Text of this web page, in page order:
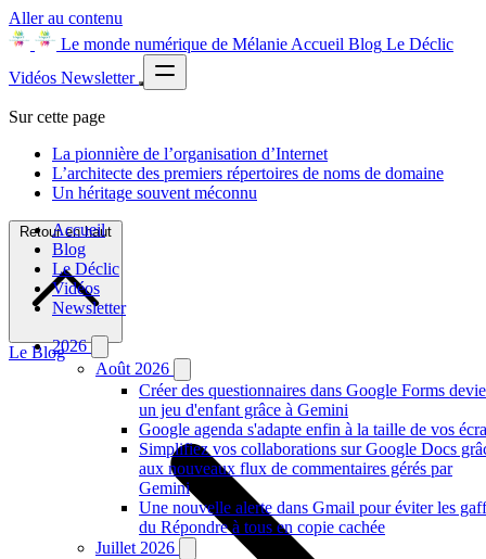
Aller au contenu
Le monde numérique de Mélanie Accueil Blog Le Déclic
Vidéos Newsletter
Accueil
Blog
Le Déclic
Vidéos
Newsletter
2026
Août 2026
Créer des questionnaires dans Google Forms
un jeu d'enfant grâce à Gemini
Google agenda s'adapte enfin à la taille de vos
Simplifiez vos collaborations sur Google Docs
aux nouveaux flux de commentaires gérés par
Gemini
Une nouvelle alerte dans Gmail pour éviter les
du Répondre à tous en copie cachée
Juillet 2026
Sur cette page
La pionnière de l’organisation d’Internet
L’architecte des premiers répertoires de noms de domaine
Un héritage souvent méconnu
Retour en haut
Le Blog